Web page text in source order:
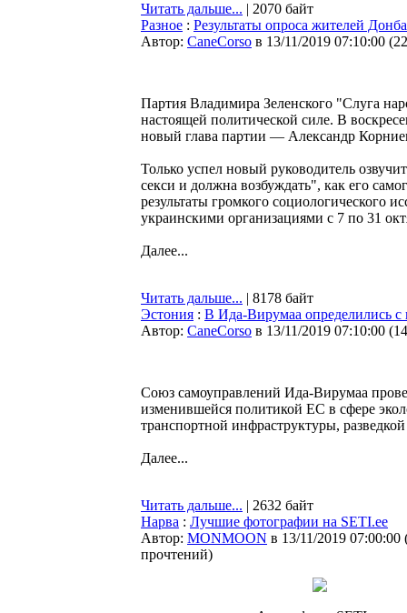
Читать дальше... | 2070 байт
Разное : Результаты опроса жителей
Автор: CaneCorso в 13/11/2019 07:10:00 (
Партия Владимира Зеленского "Слуга
настоящей политической силе. В
новый глава партии — Александр
Только успел новый руководитель
секси и должна возбуждать", как его
результаты громкого социологического
украинскими организациями с 7 по 31
Далее...
Читать дальше... | 8178 байт
Эстония : В Ида-Вирумаа определились с
Автор: CaneCorso в 13/11/2019 07:10:00 (
Союз самоуправлений Ида-Вирумаа
изменившейся политикой ЕС в сфере
транспортной инфраструктуры,
Далее...
Читать дальше... | 2632 байт
Нарва : Лучшие фотографии на SETI.ee
Автор: MONMOON в 13/11/2019 07:00:00
прочтений)